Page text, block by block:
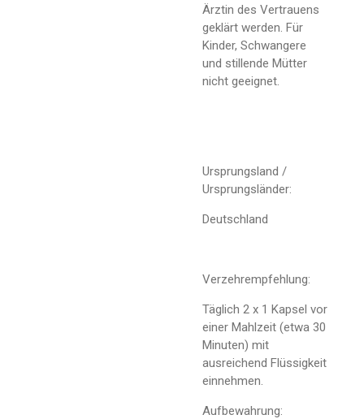
Ärztin des Vertrauens
geklärt werden. Für
Kinder, Schwangere
und stillende Mütter
nicht geeignet.
Ursprungsland /
Ursprungsländer:
Deutschland
Verzehrempfehlung:
Täglich 2 x 1 Kapsel vor
einer Mahlzeit (etwa 30
Minuten) mit
ausreichend Flüssigkeit
einnehmen.
Aufbewahrung: